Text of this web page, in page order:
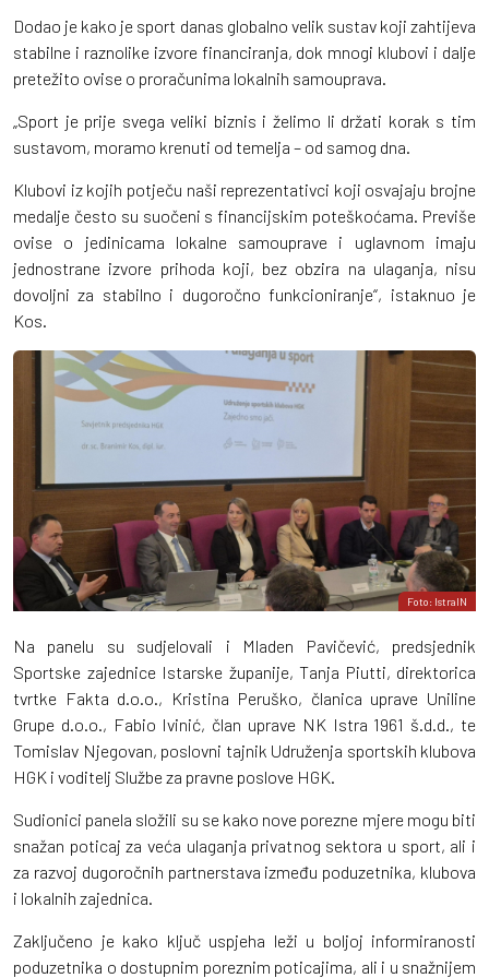
Dodao je kako je sport danas globalno velik sustav koji zahtijeva
stabilne i raznolike izvore financiranja, dok mnogi klubovi i dalje
pretežito ovise o proračunima lokalnih samouprava.
„Sport je prije svega veliki biznis i želimo li držati korak s tim
sustavom, moramo krenuti od temelja – od samog dna.
Klubovi iz kojih potječu naši reprezentativci koji osvajaju brojne
medalje često su suočeni s financijskim poteškoćama. Previše
ovise o jedinicama lokalne samouprave i uglavnom imaju
jednostrane izvore prihoda koji, bez obzira na ulaganja, nisu
dovoljni za stabilno i dugoročno funkcioniranje“, istaknuo je
Kos.
Foto: IstraIN
Na panelu su sudjelovali i Mladen Pavičević, predsjednik
Sportske zajednice Istarske županije, Tanja Piutti, direktorica
tvrtke Fakta d.o.o., Kristina Peruško, članica uprave Uniline
Grupe d.o.o., Fabio Ivinić, član uprave NK Istra 1961 š.d.d., te
Tomislav Njegovan, poslovni tajnik Udruženja sportskih klubova
HGK i voditelj Službe za pravne poslove HGK.
Sudionici panela složili su se kako nove porezne mjere mogu biti
snažan poticaj za veća ulaganja privatnog sektora u sport, ali i
za razvoj dugoročnih partnerstava između poduzetnika, klubova
i lokalnih zajednica.
Zaključeno je kako ključ uspjeha leži u boljoj informiranosti
poduzetnika o dostupnim poreznim poticajima, ali i u snažnijem